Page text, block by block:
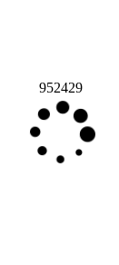
952429